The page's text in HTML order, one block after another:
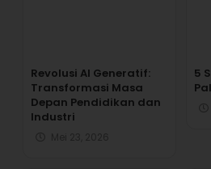
Revolusi AI Generatif:
Transformasi Masa
Depan Pendidikan dan
Industri
5